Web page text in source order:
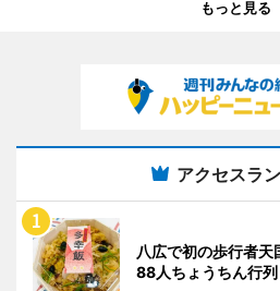
もっと見る
アクセスラ
八広で初の歩行者
88人ちょうちん行列